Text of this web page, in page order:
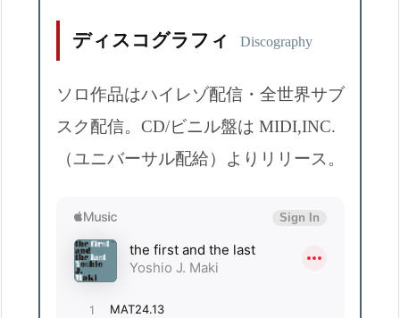
ディスコグラフィ Discography
ソロ作品はハイレゾ配信・全世界サブ
スク配信。CD/ビニル盤は MIDI,INC.
（ユニバーサル配給）よりリリース。